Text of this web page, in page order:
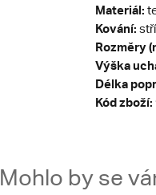
Materiál:
Kování:
Rozměry
Výška
Délka
Kód zboží:
Mohlo by se